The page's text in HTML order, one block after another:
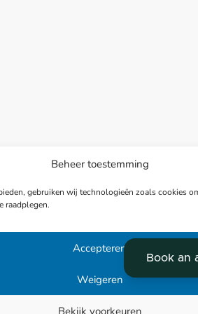
Beheer toestemming
gebruiken wij technologieën zoals cookies
raadplegen.
Accepteren
Weigeren
Bekijk voorkeuren